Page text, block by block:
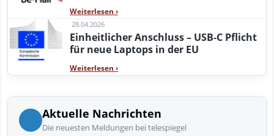
Weiterlesen ›
28.04.2026
Einheitlicher Anschluss – USB‑C Pflicht
für neue Laptops in der EU
Weiterlesen ›
Aktuelle Nachrichten
Die neuesten Meldungen bei telespiegel